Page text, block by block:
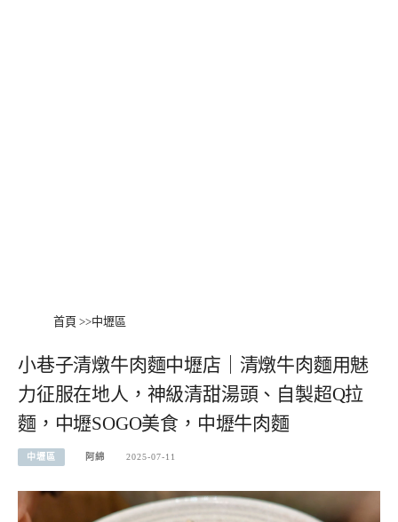
首頁 >>中壢區
小巷子清燉牛肉麵中壢店｜清燉牛肉麵用魅
力征服在地人，神級清甜湯頭、自製超Q拉
麵，中壢SOGO美食，中壢牛肉麵
中壢區 阿綿 2025-07-11